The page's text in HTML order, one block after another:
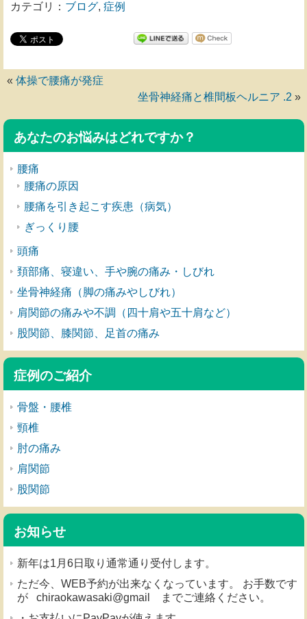
カテゴリ： ブログ, 症例
« 体操で腰痛が発症
坐骨神経痛と椎間板ヘルニア .2 »
あなたのお悩みはどれですか？
腰痛
腰痛の原因
腰痛を引き起こす疾患（病気）
ぎっくり腰
頭痛
頚部痛、寝違い、手や腕の痛み・しびれ
坐骨神経痛（脚の痛みやしびれ）
肩関節の痛みや不調（四十肩や五十肩など）
股関節、膝関節、足首の痛み
症例のご紹介
骨盤・腰椎
頸椎
肘の痛み
肩関節
股関節
お知らせ
新年は1月6日取り通常通り受付します。
ただ今、WEB予約が出来なくなっています。 お手数です
が chiraokawasaki@gmail までご連絡ください。